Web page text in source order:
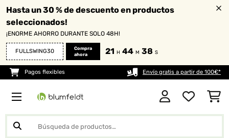
Hasta un 30 % de descuento en productos
seleccionados!
¡ENORME AHORRO DURANTE SOLO 48H!
FULLSWING30
Compra
ahora
21 H 44 M 38 S
Pagos flexibles Envío gratis a partir de 100€*